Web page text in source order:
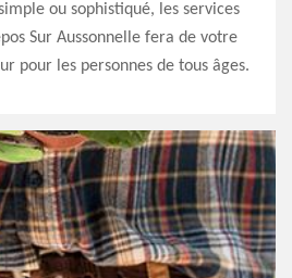
ou sophistiqué, les services
Sur Aussonnelle fera de votre
pour les personnes de tous âges.